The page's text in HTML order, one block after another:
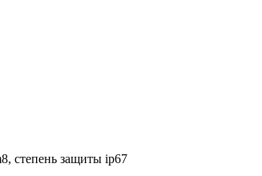
степень защиты ip67